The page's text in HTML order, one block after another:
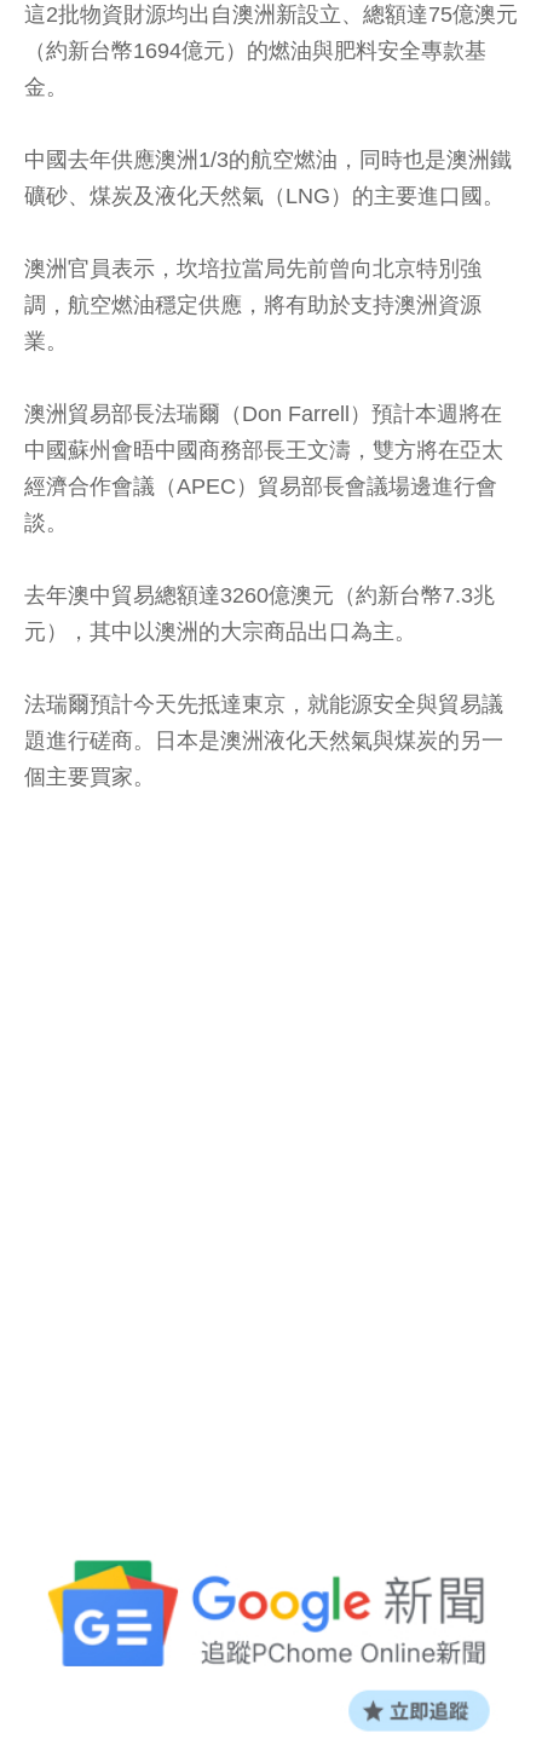
這2批物資財源均出自澳洲新設立、總額達75億澳元
（約新台幣1694億元）的燃油與肥料安全專款基
金。
中國去年供應澳洲1/3的航空燃油，同時也是澳洲鐵
礦砂、煤炭及液化天然氣（LNG）的主要進口國。
澳洲官員表示，坎培拉當局先前曾向北京特別強
調，航空燃油穩定供應，將有助於支持澳洲資源
業。
澳洲貿易部長法瑞爾（Don Farrell）預計本週將在
中國蘇州會晤中國商務部長王文濤，雙方將在亞太
經濟合作會議（APEC）貿易部長會議場邊進行會
談。
去年澳中貿易總額達3260億澳元（約新台幣7.3兆
元），其中以澳洲的大宗商品出口為主。
法瑞爾預計今天先抵達東京，就能源安全與貿易議
題進行磋商。日本是澳洲液化天然氣與煤炭的另一
個主要買家。